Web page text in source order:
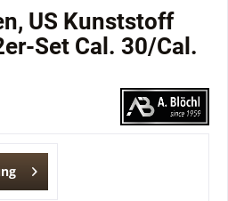
US Kunststoff
Set Cal. 30/Cal.